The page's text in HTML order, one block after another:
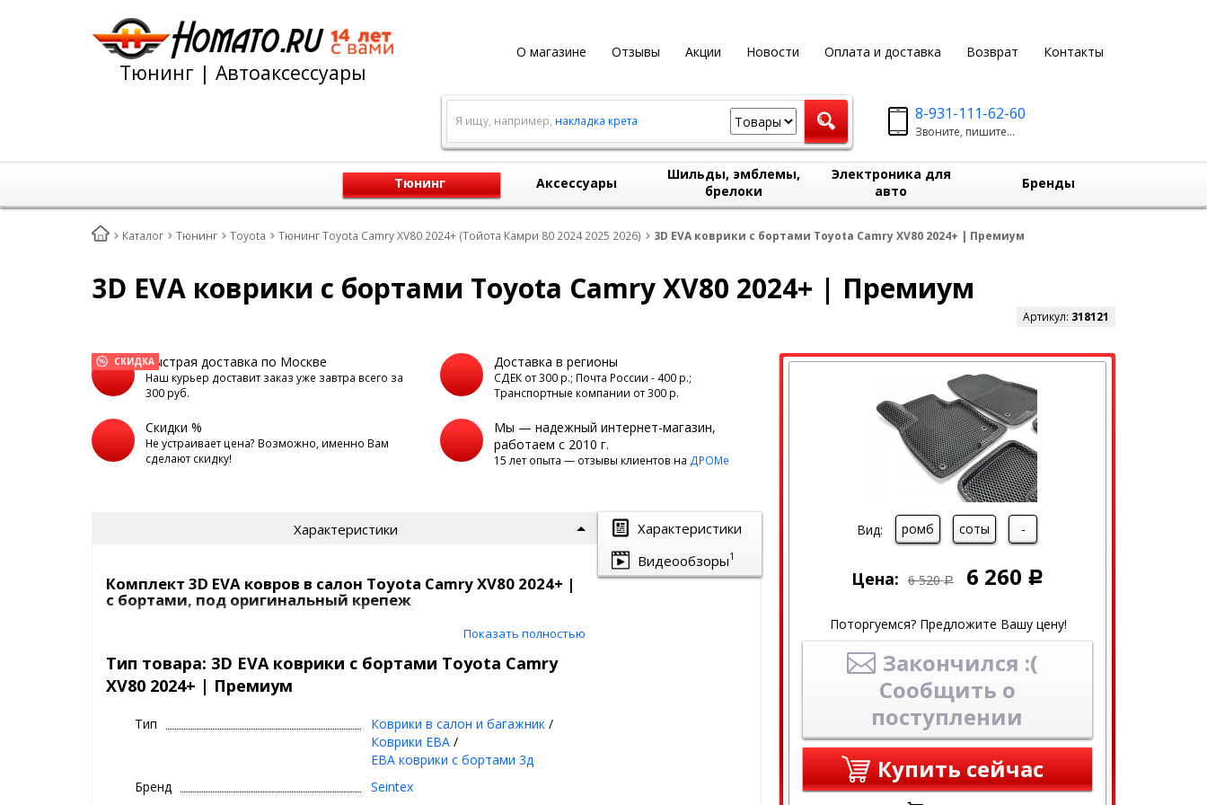
О магазине Отзывы Акции Новости Оплата и доставка Возврат Контакты
Тюнинг | Автоаксессуары
8-931-111-62-60
Звоните, пишите...
Я ищу, например, накладка крета
Тюнинг Аксессуары
Шильды, эмблемы,
брелоки
Электроника для
авто
Бренды
Каталог Тюнинг Toyota Тюнинг Toyota Camry XV80 2024+ (Тойота Камри 80 2024 2025 2026) 3D EVA коврики с бортами Toyota Camry XV80 2024+ | Премиум
3D EVA коврики с бортами Toyota Camry XV80 2024+ | Премиум
Артикул: 318121
СКИДКА
Вид: ромб соты -
Цена: 6 520 Р 6 260 Р
Поторгуемся? Предложите Вашу цену!
Закончился :(
Сообщить о
поступлении
Купить сейчас
Быстрая доставка по Москве
Наш курьер доставит заказ уже завтра всего за
300 руб.
Доставка в регионы
СДЕК от 300 р.; Почта России - 400 р.;
Транспортные компании от 300 р.
Скидки %
Не устраивает цена? Возможно, именно Вам
сделают скидку!
Мы — надежный интернет-магазин,
работаем с 2010 г.
15 лет опыта — отзывы клиентов на ДРОМе
Характеристики
Видеообзоры1
Характеристики
Комплект 3D EVA ковров в салон Toyota Camry XV80 2024+ |
с бортами, под оригинальный крепеж
3D EVA коврики в машину с высокими бортиками |
Seintex
⊕ высокие бортики
крепеж, идельно повторяют геометрию пола авто
⊕ используются каждый день круглый год - лето, осень,
зима, весна
⊕ ЭВА материал - имеет дизайн ромб или соты, благодаря
Показать полностью
Тип товара: 3D EVA коврики с бортами Toyota Camry
XV80 2024+ | Премиум
Тип Коврики в салон и багажник /
Коврики ЕВА /
ЕВА коврики с бортами 3д
Бренд
Seintex